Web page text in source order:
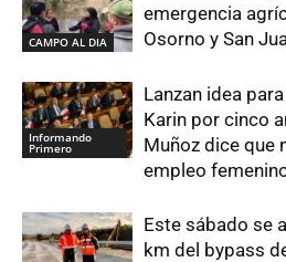
CAMPO AL DIA
emergencia
Osorno y San
Informando
Primero
Lanzan idea
Karin por cinco
Muñoz dice que
empleo
Este sábado se
km del bypass